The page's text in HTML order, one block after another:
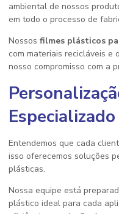
ambiental de nossos
em todo o processo de
Nossos filmes plásticos
com materiais recicláveis e
nosso compromisso com a
Especializado
Entendemos que cada
isso oferecemos soluções
plásticas.
Nossa equipe está
plástico ideal para cada